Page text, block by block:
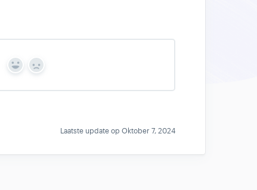
Y
s
N
Laatste update op Oktober 7, 2024